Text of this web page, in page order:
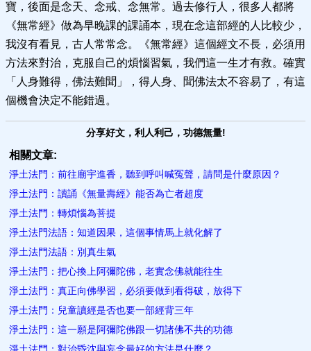
寶，後面是念天、念戒、念無常。過去修行人，很多人都將
《無常經》做為早晚課的課誦本，現在念這部經的人比較少，
我沒有看見，古人常常念。《無常經》這個經文不長，必須用
方法來對治，克服自己的煩惱習氣，我們這一生才有救。確實
「人身難得，佛法難聞」，得人身、聞佛法太不容易了，有這
個機會決定不能錯過。
分享好文，利人利己，功德無量!
相關文章:
淨土法門：前往廟宇進香，聽到呼叫喊冤聲，請問是什麼原因？
淨土法門：讀誦《無量壽經》能否為亡者超度
淨土法門：轉煩惱為菩提
淨土法門法語：知道因果，這個事情馬上就化解了
淨土法門法語：別真生氣
淨土法門：把心換上阿彌陀佛，老實念佛就能往生
淨土法門：真正向佛學習，必須要做到看得破，放得下
淨土法門：兒童讀經是否也要一部經背三年
淨土法門：這一願是阿彌陀佛跟一切諸佛不共的功德